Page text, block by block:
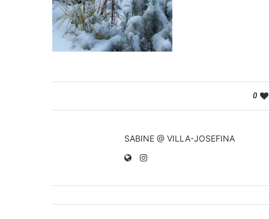
0
SABINE @ VILLA-JOSEFINA